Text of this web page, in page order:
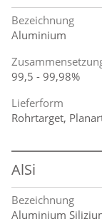
Bezeichnung
Aluminium
99,5 - 99,98%
Lieferform
Rohrtarget,
AlSi
Bezeichnung
Aluminium